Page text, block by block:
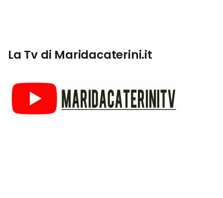
La Tv di Maridacaterini.it